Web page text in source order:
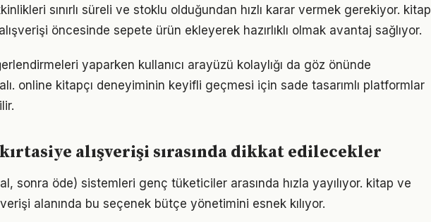
sınırlı süreli ve stoklu olduğundan hızlı karar vermek gerekiyor. kitap
öncesinde sepete ürün ekleyerek hazırlıklı olmak avantaj sağlıyor.
yaparken kullanıcı arayüzü kolaylığı da göz önünde
online kitapçı deneyiminin keyifli geçmesi için sade tasarımlı platformlar
alışverişi sırasında dikkat edilecekler
sonra öde) sistemleri genç tüketiciler arasında hızla yayılıyor. kitap ve
alanında bu seçenek bütçe yönetimini esnek kılıyor.